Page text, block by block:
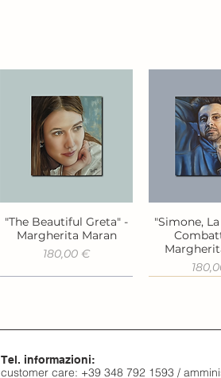
Vista rapida
"The Beautiful Greta" -
Margherita Maran
Prezzo
180,00 €
Vista
"Simone,
Tel. informazioni:
customer care: +39 348 792 1593 /